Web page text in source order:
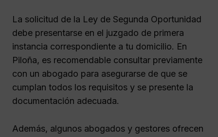
La solicitud de la Ley de Segunda Oportunidad
debe presentarse en el juzgado de primera
instancia correspondiente a tu domicilio. En
Piloña, es recomendable consultar previamente
con un abogado para asegurarse de que se
cumplan todos los requisitos y se presente la
documentación adecuada.
Además, algunos abogados y gestores ofrecen